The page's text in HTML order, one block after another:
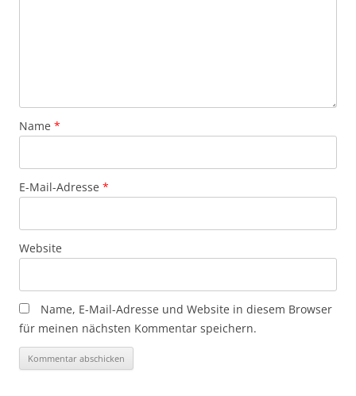
Name *
E-Mail-Adresse *
Website
Name, E-Mail-Adresse und Website in diesem Browser
für meinen nächsten Kommentar speichern.